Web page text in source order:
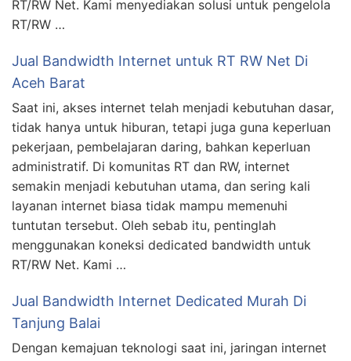
RT/RW Net. Kami menyediakan solusi untuk pengelola
RT/RW …
Jual Bandwidth Internet untuk RT RW Net Di
Aceh Barat
Saat ini, akses internet telah menjadi kebutuhan dasar,
tidak hanya untuk hiburan, tetapi juga guna keperluan
pekerjaan, pembelajaran daring, bahkan keperluan
administratif. Di komunitas RT dan RW, internet
semakin menjadi kebutuhan utama, dan sering kali
layanan internet biasa tidak mampu memenuhi
tuntutan tersebut. Oleh sebab itu, pentinglah
menggunakan koneksi dedicated bandwidth untuk
RT/RW Net. Kami …
Jual Bandwidth Internet Dedicated Murah Di
Tanjung Balai
Dengan kemajuan teknologi saat ini, jaringan internet